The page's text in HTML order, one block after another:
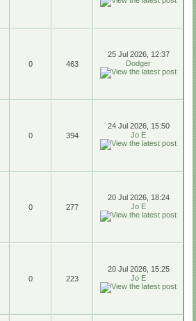
0 463
25 Jul 2026, 12:37
Dodger
0 394
24 Jul 2026, 15:50
Jo E
0 277
20 Jul 2026, 18:24
Jo E
0 223
20 Jul 2026, 15:25
Jo E